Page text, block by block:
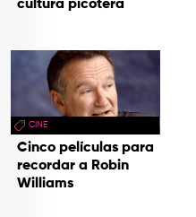
cultura picotera
CINE
Cinco películas para
recordar a Robin
Williams